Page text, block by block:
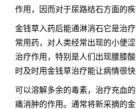
作用，因而对于尿路结石方面的疾
金钱草入药后能通淋消石它是治
常用药，对人类经常出现的小便
治疗作用，特别是人们出现腰膝
时及时用金钱草治疗能让病情很快
可以溶解多余的毒素，治疗充血
痛消肿的作用。通常将新采摘的